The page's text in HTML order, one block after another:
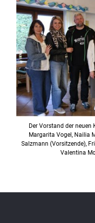
Der Vorstand der neuen
Margarita Vogel, Nailia
Salzmann (Vorsitzende),
Valentina